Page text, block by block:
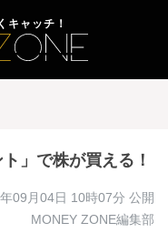
キャッチ！
」で株が買える！
09月04日 10時07分 公開
MONEY ZONE編集部